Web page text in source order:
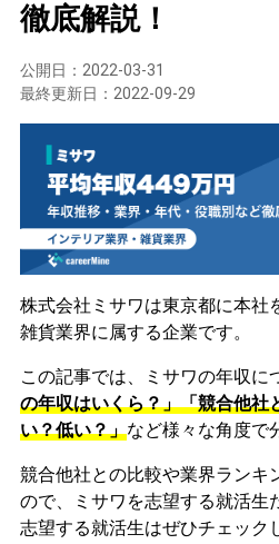
徹底解説！
公開日： 2022-03-31
最終更新日： 2022-09-29
株式会社ミサワは東京都に本社
雑貨業界に属する企業です。
この記事では、ミサワの年収に
の年収はいくら？」「競合他社
い？低い？」など様々な角度で
競合他社との比較や業界ランキ
ので、ミサワを志望する就活生
志望する就活生はぜひチェック